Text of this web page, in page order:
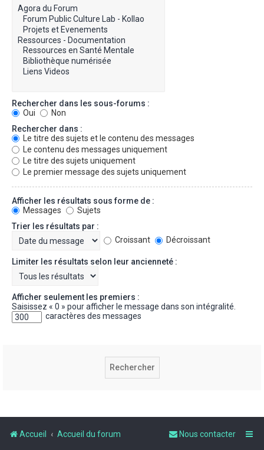
Rechercher dans les sous-forums :
Oui
Non
Rechercher dans :
Le titre des sujets et le contenu des messages
Le contenu des messages uniquement
Le titre des sujets uniquement
Le premier message des sujets uniquement
Afficher les résultats sous forme de :
Messages
Sujets
Trier les résultats par :
Croissant
Décroissant
Limiter les résultats selon leur ancienneté :
Afficher seulement les premiers :
Saisissez « 0 » pour afficher le message dans son intégralité.
caractères des messages
Accueil Accueil du forum Nous contacter